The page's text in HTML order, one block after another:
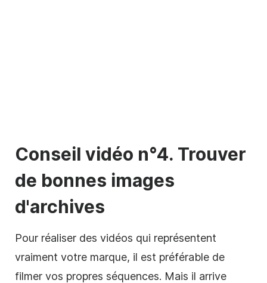
Conseil vidéo n°4. Trouver
de bonnes images
d'archives
Pour réaliser des vidéos qui représentent
vraiment votre marque, il est préférable de
filmer vos propres séquences. Mais il arrive